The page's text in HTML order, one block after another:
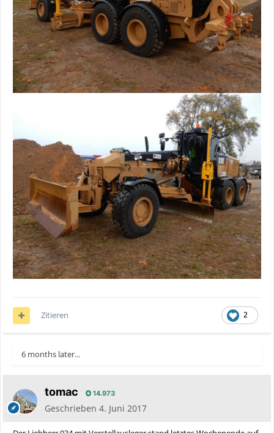
2
Zitieren
6 months later...
tomac 14.973
Geschrieben 4. Juni 2017